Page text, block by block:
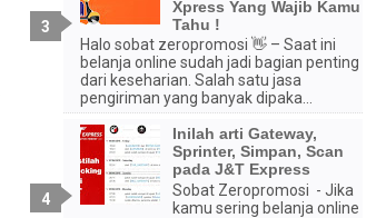
Xpress Yang Wajib Kamu
Tahu !
Halo sobat zeropromosi 👋 – Saat ini
belanja online sudah jadi bagian penting
dari keseharian. Salah satu jasa
pengiriman yang banyak dipaka...
Inilah arti Gateway,
Sprinter, Simpan, Scan
pada J&T Express
Sobat Zeropromosi - Jika
kamu sering belanja online